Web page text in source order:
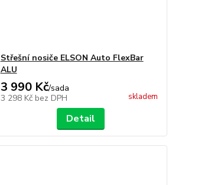
Střešní nosiče ELSON Auto FlexBar
ALU
3 990 Kč/sada
3 298 Kč bez DPH skladem
Detail